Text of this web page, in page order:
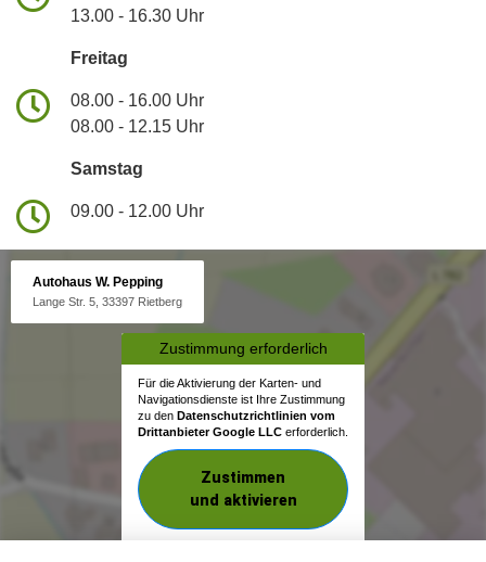
13.00 - 16.30 Uhr
Freitag
08.00 - 16.00 Uhr
08.00 - 12.15 Uhr
Samstag
09.00 - 12.00 Uhr
Autohaus W. Pepping
Lange Str. 5, 33397 Rietberg
Zustimmung erforderlich
Für die Aktivierung der Karten- und
Navigationsdienste ist Ihre Zustimmung
zu den Datenschutzrichtlinien vom
Drittanbieter Google LLC erforderlich.
Zustimmen
und aktivieren